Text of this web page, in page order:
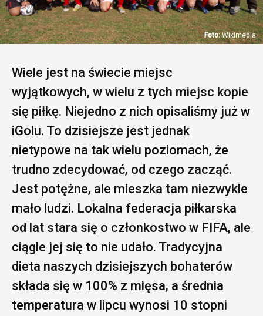
Wikimedia
Wiele jest na świecie miejsc
wyjątkowych, w wielu z tych miejsc kopie
się piłkę. Niejedno z nich opisaliśmy już w
iGolu. To dzisiejsze jest jednak
nietypowe na tak wielu poziomach, że
trudno zdecydować, od czego zacząć.
Jest potężne, ale mieszka tam niezwykle
mało ludzi. Lokalna federacja piłkarska
od lat stara się o członkostwo w FIFA, ale
ciągle jej się to nie udało. Tradycyjna
dieta naszych dzisiejszych bohaterów
składa się w 100% z mięsa, a średnia
temperatura w lipcu wynosi 10 stopni